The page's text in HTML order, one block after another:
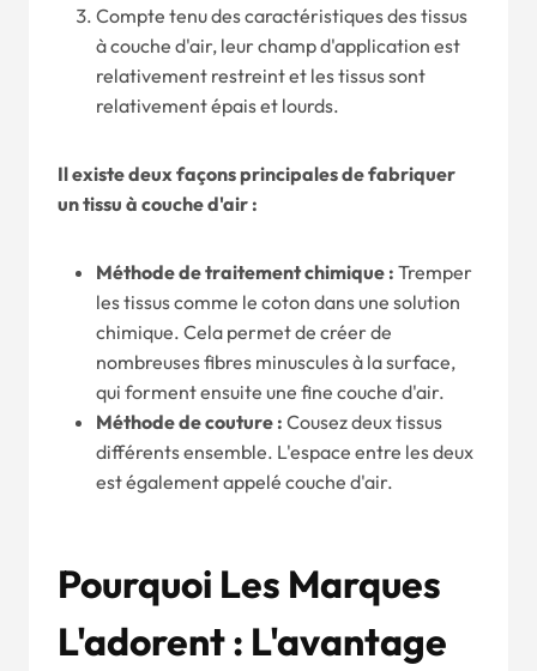
Compte tenu des caractéristiques des tissus
à couche d'air, leur champ d'application est
relativement restreint et les tissus sont
relativement épais et lourds.
Il existe deux façons principales de fabriquer
un tissu à couche d'air :
Méthode de traitement chimique : Tremper
les tissus comme le coton dans une solution
chimique. Cela permet de créer de
nombreuses fibres minuscules à la surface,
qui forment ensuite une fine couche d'air.
Méthode de couture : Cousez deux tissus
différents ensemble. L'espace entre les deux
est également appelé couche d'air.
Pourquoi Les Marques
L'adorent : L'avantage